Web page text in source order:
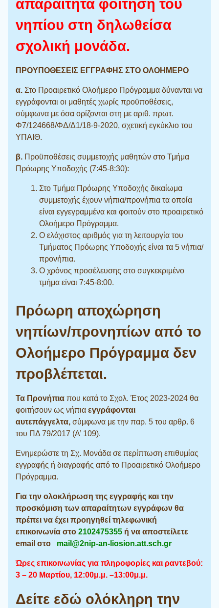
απαραίτητα φοίτηση του
νηπίου στη δηλωθείσα
σχολική μονάδα.
ΠΡΟΥΠΟΘΕΣΕΙΣ ΕΓΓΡΑΦΗΣ ΣΤΟ ΟΛΟΗΜΕΡΟ
α. Στο Προαιρετικό Ολοήμερο Πρόγραμμα δύνανται να
εγγράφονται οι μαθητές χωρίς προϋποθέσεις,
σύμφωνα με όσα ορίζονται στη με αριθ. πρωτ.
Φ7/124668/ΦΔ/Δ1/18-9-2020, σχετική εγκύκλιο του
ΥΠΑΙΘ.
β. Προϋποθέσεις συμμετοχής μαθητών στο Τμήμα
Πρόωρης Υποδοχής (7:45-8:30):
Στο Τμήμα Πρόωρης Υποδοχής δικαίωμα
συμμετοχής έχουν νήπια/προνήπια τα οποία
είναι εγγεγραμμένα και φοιτούν στο προαιρετικό
Ολοήμερο Πρόγραμμα.
Ο ελάχιστος αριθμός για τη λειτουργία του
Τμήματος Πρόωρης Υποδοχής είναι τα 5 νήπια/
προνήπια.
Ο χρόνος προσέλευσης στο συγκεκριμένο
τμήμα είναι 7:45-8:00.
Πρόωρη αποχώρηση
νηπίων/προνηπίων από το
Ολοήμερο Πρόγραμμα δεν
προβλέπεται.
Τα Προνήπια που κατά το Σχολ. Έτος 2023-2024 θα
φοιτήσουν ως νήπια εγγράφονται
αυτεπάγγελτα, σύμφωνα με την παρ. 5 του αρθρ. 6
του ΠΔ 79/2017 (Α’ 109).
Ενημερώστε τη Σχ. Μονάδα σε περίπτωση επιθυμίας
εγγραφής ή διαγραφής από το Προαιρετικό Ολοήμερο
Πρόγραμμα.
Για την ολοκλήρωση της εγγραφής και την
προσκόμιση των απαραίτητων εγγράφων θα
πρέπει να έχει προηγηθεί τηλεφωνική
επικοινωνία στο 2102475355 ή να αποστείλετε
email στο
mail@2nip-an-liosion.att.sch.gr
Ώρες επικοινωνίας για πληροφορίες και ραντεβού:
3 – 20 Μαρτίου, 12:00μ.μ. –13:00μ.μ.
Δείτε εδώ ολόκληρη την